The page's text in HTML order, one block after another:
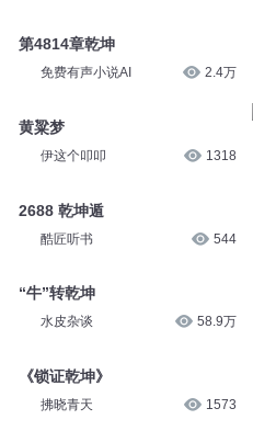
第4814章乾坤
免费有声小说AI 2.4万
黄粱梦
伊这个叩叩 1318
2688 乾坤遁
酷匠听书 544
“牛”转乾坤
水皮杂谈 58.9万
《锁证乾坤》
拂晓青天 1573